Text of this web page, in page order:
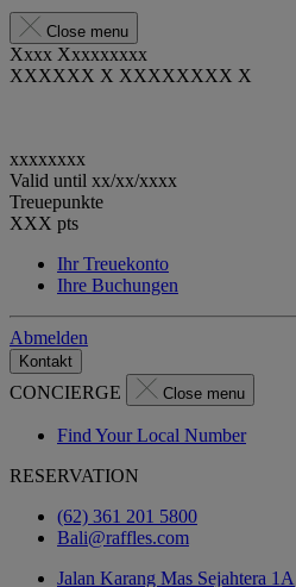
Close menu
Xxxx Xxxxxxxxx
XXXXXX X XXXXXXXX X
xxxxxxxx
Valid until xx/xx/xxxx
Treuepunkte
XXX pts
Ihr Treuekonto
Ihre Buchungen
Abmelden
Kontakt
CONCIERGE Close menu
Find Your Local Number
RESERVATION
(62) 361 201 5800
Bali@raffles.com
Jalan Karang Mas Sejahtera 1A